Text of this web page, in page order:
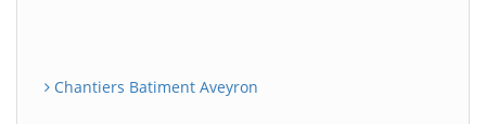
Chantiers Batiment Aveyron